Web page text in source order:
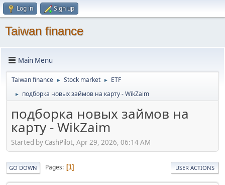
Log in Sign up
Taiwan finance
Main Menu
Taiwan finance ► Stock market ► ETF
► подборка новых займов на карту - WikZaim
подборка новых займов на
карту - WikZaim
Started by CashPilot, Apr 29, 2026, 06:14 AM
GO DOWN Pages 1 USER ACTIONS